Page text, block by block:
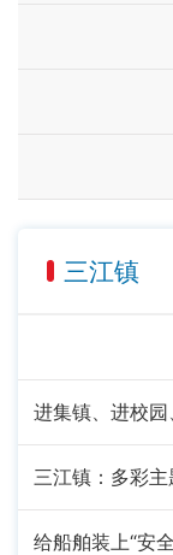
三江镇
三江镇：多彩主